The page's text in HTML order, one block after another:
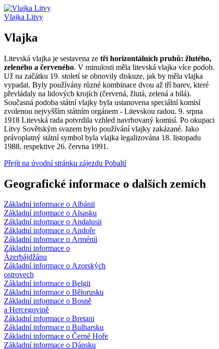
Vlajka Litvy
Vlajka
Litevská vlajka je sestavena ze tří horizontálních pruhů: žlutého,
zeleného a červeného. V minulosti měla litevská vlajka více podob.
Už na začátku 19. století se obnovily diskuze, jak by měla vlajka
vypadat. Byly používány různé kombinace dvou až tří barev, které
převládaly na lidových krojích (červená, žlutá, zelená a bílá).
Současná podoba státní vlajky byla ustanovena speciální komisí
zvolenou nejvyšším státním orgánem - Litevskou radou. 9. srpna
1918 Litevská rada potvrdila vzhled navrhovaný komisí. Po okupaci
Litvy Sovětským svazem bylo používání vlajky zakázané. Jako
právoplatný státní symbol byla vlajka legalizována 18. listopadu
1988, respektive 26. června 1991.
Přejít na úvodní stránku zájezdu Pobaltí
Geografické informace o dalších zemích
Základní informace o Albánii
Základní informace o Alsasku
Základní informace o Andalusii
Základní informace o Andoře
Základní informace o Arménii
Základní informace o
Ázerbájdžánu
Základní informace o Azorských
ostrovech
Základní informace o Belgii
Základní informace o Bělorusku
Základní informace o Bosně
a Hercegovině
Základní informace o Bretani
Základní informace o Bulharsku
Základní informace o Černé Hoře
Základní informace o Dánsku